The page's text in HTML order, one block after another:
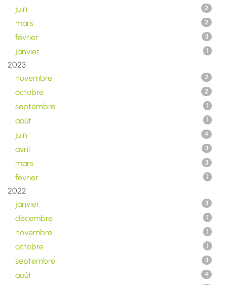
juin 2
mars 2
février 3
janvier 1
2023
novembre
2
octobre 2
septembre 1
août 1
juin 4
avril 3
mars 3
février 1
2022
janvier
3
décembre 1
novembre 1
octobre 1
septembre 3
août 4